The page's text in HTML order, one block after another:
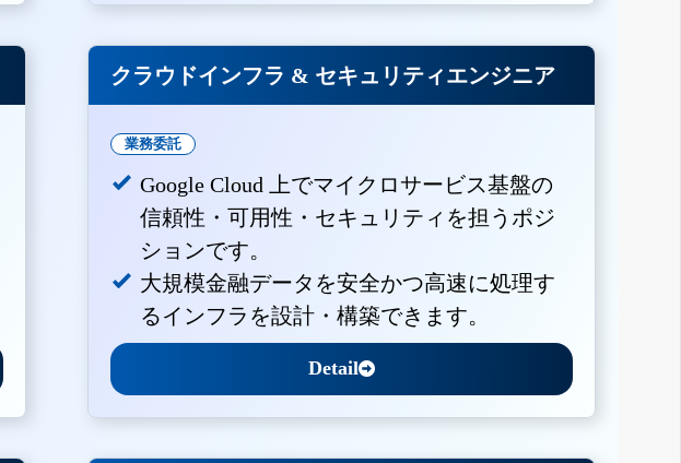
クラウドインフラ & セキュリティエンジニア
業務委託
Google Cloud 上でマイクロサービス基盤の
信頼性・可用性・セキュリティを担うポジ
ションです。
大規模金融データを安全かつ高速に処理す
るインフラを設計・構築できます。
Detail